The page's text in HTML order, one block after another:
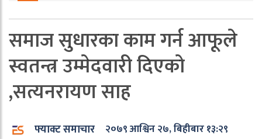
समाज सुधारका काम गर्न आफूले
स्वतन्त्र उम्मेदवारी दिएको
,सत्यनरायण साह
फ्याक्ट समाचार २०७९ आश्विन २७, बिहीबार १३:२९